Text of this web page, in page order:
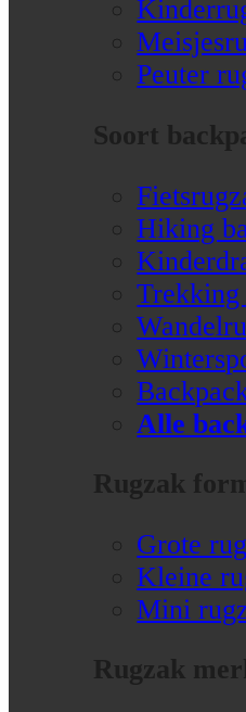
Peuter
Soort
Hiking
Trekking
Alle
Rugzak
Grote
Kleine
Mini
Rugzak